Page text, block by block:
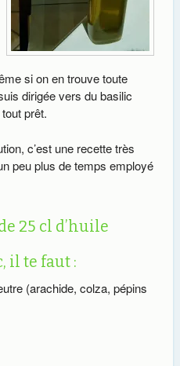
si on en trouve toute
dirigée vers du basilic
prêt.
c’est une recette très
peu plus de temps employé
25 cl d’huile
il te faut :
(arachide, colza, pépins